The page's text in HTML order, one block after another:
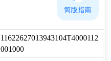
11622627013943104T4000112
001000
简版指南